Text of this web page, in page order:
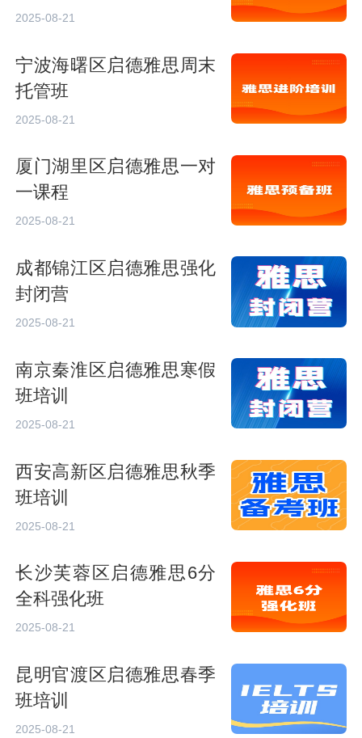
2025-08-21
宁波海曙区启德雅思周末
托管班
2025-08-21
厦门湖里区启德雅思一对
一课程
2025-08-21
成都锦江区启德雅思强化
封闭营
2025-08-21
南京秦淮区启德雅思寒假
班培训
2025-08-21
西安高新区启德雅思秋季
班培训
2025-08-21
长沙芙蓉区启德雅思6分
全科强化班
2025-08-21
昆明官渡区启德雅思春季
班培训
2025-08-21